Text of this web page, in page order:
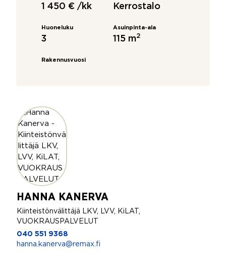
1 450 € /kk Kerrostalo
Huoneluku
3
Asuinpinta-ala
115 m2
Rakennusvuosi
HANNA KANERVA
Kiinteistönvälittäjä LKV, LVV, KiLAT,
VUOKRAUSPALVELUT
040 551 9368
hanna.kanerva@remax.fi